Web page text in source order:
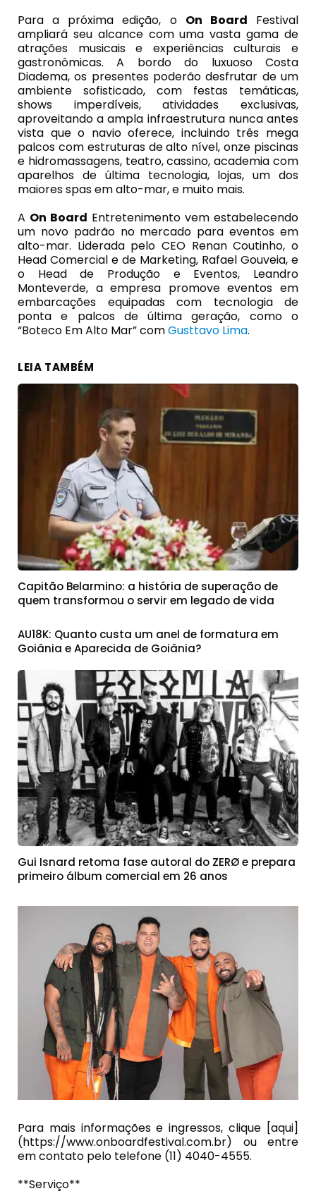
Para a próxima edição, o On Board Festival
ampliará seu alcance com uma vasta gama de
atrações musicais e experiências culturais e
gastronômicas. A bordo do luxuoso Costa
Diadema, os presentes poderão desfrutar de um
ambiente sofisticado, com festas temáticas,
shows imperdíveis, atividades exclusivas,
aproveitando a ampla infraestrutura nunca antes
vista que o navio oferece, incluindo três mega
palcos com estruturas de alto nível, onze piscinas
e hidromassagens, teatro, cassino, academia com
aparelhos de última tecnologia, lojas, um dos
maiores spas em alto-mar, e muito mais.
A On Board Entretenimento vem estabelecendo
um novo padrão no mercado para eventos em
alto-mar. Liderada pelo CEO Renan Coutinho, o
Head Comercial e de Marketing, Rafael Gouveia, e
o Head de Produção e Eventos, Leandro
Monteverde, a empresa promove eventos em
embarcações equipadas com tecnologia de
ponta e palcos de última geração, como o
“Boteco Em Alto Mar” comGusttavo Lima.
LEIA TAMBÉM
Capitão Belarmino: a história de superação de
quem transformou o servir em legado de vida
AU18K: Quanto custa um anel de formatura em
Goiânia e Aparecida de Goiânia?
Gui Isnard retoma fase autoral do ZERØ e prepara
primeiro álbum comercial em 26 anos
Para mais informações e ingressos, clique [aqui]
(https://www.onboardfestival.com.br) ou entre
em contato pelo telefone (11) 4040-4555.
**Serviço**